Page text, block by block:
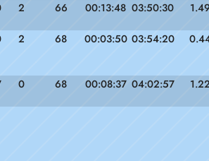
2 66 00:13:48 03:50:30
2 68 00:03:50 03:54:20
0 68 00:08:37 04:02:57